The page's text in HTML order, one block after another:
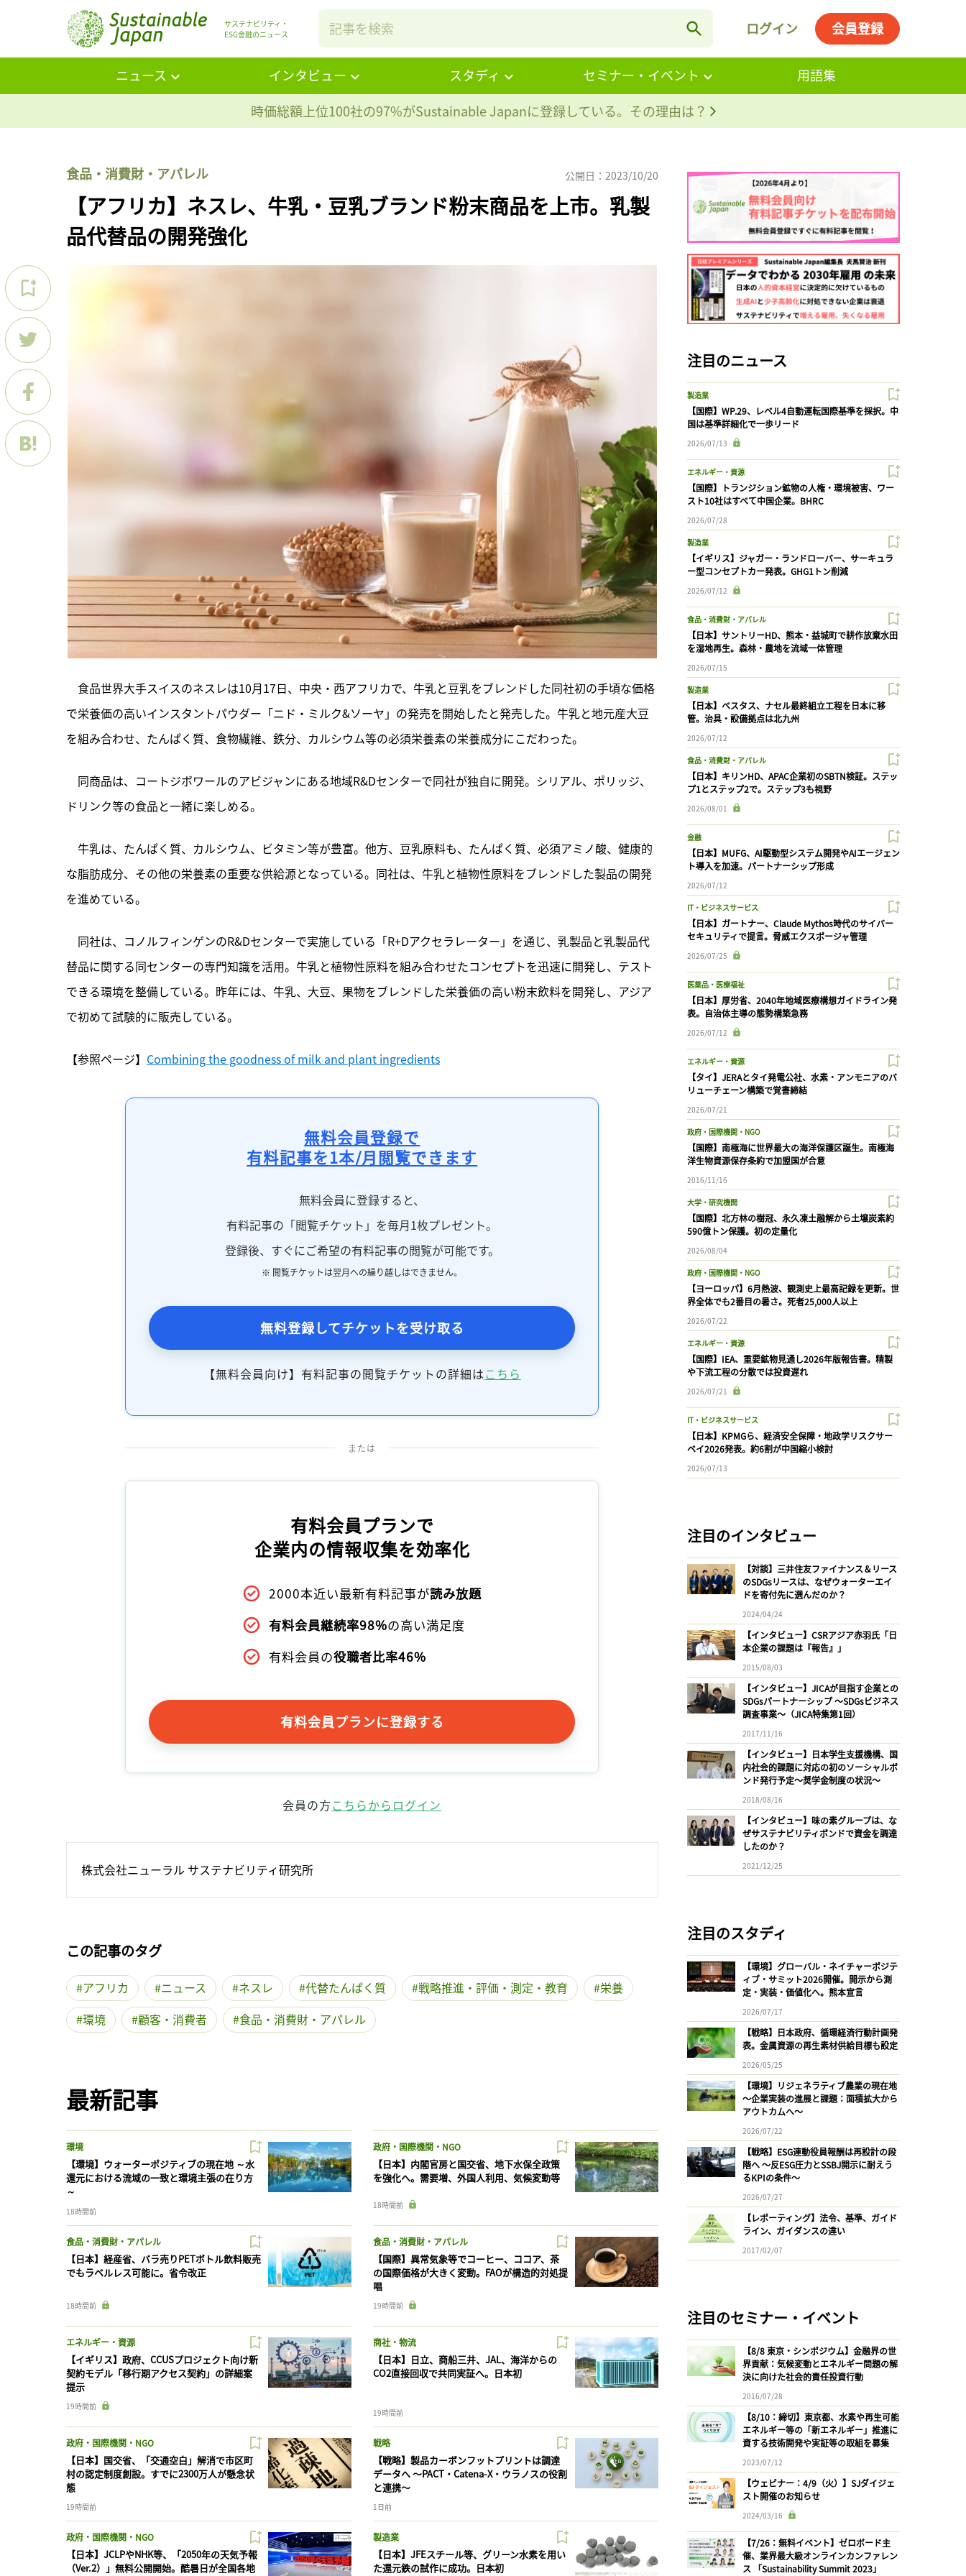
サステナビリティ・
ESG金融のニュース
ログイン 会員登録
ニュース インタビュー スタディ セミナー・イベント
用語集
時価総額上位100社の97%がSustainable Japanに登録している。その理由は？
食品・消費財・アパレル 公開日：2023/10/20
【アフリカ】ネスレ、牛乳・豆乳ブランド粉末商品を上市。乳製
品代替品の開発強化
食品世界大手スイスのネスレは10月17日、中央・西アフリカで、牛乳と豆乳をブレンドした同社初の手頃な価格
で栄養価の高いインスタントパウダー「ニド・ミルク&ソーヤ」の発売を開始したと発売した。牛乳と地元産大豆
を組み合わせ、たんぱく質、食物繊維、鉄分、カルシウム等の必須栄養素の栄養成分にこだわった。
同商品は、 コートジボワールのアビジャンにある地域R&Dセンターで同社が独自に開発。シリアル、ポリッジ、
ドリンク等の食品と一緒に楽しめる。
牛乳は、たんぱく質、カルシウム、ビタミン等が豊富。他方、豆乳原料も、たんぱく質、必須アミノ酸、健康的
な脂肪成分、その他の栄養素の重要な供給源となっている。同社は、牛乳と植物性原料をブレンドした製品の開発
を進めている。
同社は、コノルフィンゲンのR&Dセンターで実施している「R+Dアクセラレーター」を通じ、乳製品と乳製品代
替品に関する同センターの専門知識を活用。牛乳と植物性原料を組み合わせたコンセプトを迅速に開発し、テスト
できる環境を整備している。昨年には、牛乳、大豆、果物をブレンドした栄養価の高い粉末飲料を開発し、アジア
で初めて試験的に販売している。
【参照ページ】 Combining the goodness of milk and plant ingredients
無料会員登録で
有料記事を1本/月閲覧できます
無料会員に登録すると、
有料記事の「閲覧チケット」を毎月1枚プレゼント。
登録後、すぐにご希望の有料記事の閲覧が可能です。
※ 閲覧チケットは翌月への繰り越しはできません。
無料登録してチケットを受け取る
【無料会員向け】有料記事の閲覧チケットの詳細はこちら
または
有料会員プランで
企業内の情報収集を効率化
2000本近い最新有料記事が読み放題
有料会員継続率98%の高い満足度
有料会員の役職者比率46%
有料会員プランに登録する
会員の方こちらからログイン
株式会社ニューラル サステナビリティ研究所
この記事のタグ
アフリカ ニュース ネスレ 代替たんぱく質 戦略推進・評価・測定・教育
栄養
環境
顧客・消費者 食品・消費財・アパレル
最新記事
環境
【環境】ウォーターポジティブの現在地 ～水
還元における流域の一致と環境主張の在り方
～
18時間前
政府・国際機関・NGO
【日本】内閣官房と国交省、地下水保全政策
を強化へ。需要増、外国人利用、気候変動等
18時間前
食品・消費財・アパレル
【日本】経産省、バラ売りPETボトル飲料販売
でもラベルレス可能に。省令改正
18時間前
食品・消費財・アパレル
【国際】異常気象等でコーヒー、ココア、茶
の国際価格が大きく変動。FAOが構造的対処提
唱
19時間前
エネルギー・資源
【イギリス】政府、CCUSプロジェクト向け新
契約モデル「移行期アクセス契約」の詳細案
提示
19時間前
商社・物流
【日本】日立、商船三井、JAL、海洋からの
CO2直接回収で共同実証へ。日本初
19時間前
政府・国際機関・NGO
【日本】国交省、「交通空白」解消で市区町
村の認定制度創設。すでに2300万人が懸念状
態
19時間前
戦略
【戦略】製品カーボンフットプリントは調達
データへ 〜PACT・Catena-X・ウラノスの役割
と連携〜
1日前
政府・国際機関・NGO
【日本】JCLPやNHK等、「2050年の天気予報
（Ver.2）」無料公開開始。酷暑日が全国各地
製造業
【日本】JFEスチール等、グリーン水素を用い
た還元鉄の試作に成功。日本初
注目のニュース
製造業
【国際】WP.29、レベル4自動運転国際基準を採択。中
国は基準詳細化で一歩リード
2026/07/13
エネルギー・資源
【国際】トランジション鉱物の人権・環境被害、ワー
スト10社はすべて中国企業。BHRC
2026/07/28
製造業
【イギリス】ジャガー・ランドローバー、サーキュラ
ー型コンセプトカー発表。GHG1トン削減
2026/07/12
食品・消費財・アパレル
【日本】サントリーHD、熊本・益城町で耕作放棄水田
を湿地再生。森林・農地を流域一体管理
2026/07/15
製造業
【日本】ベスタス、ナセル最終組立工程を日本に移
管。治具・設備拠点は北九州
2026/07/12
食品・消費財・アパレル
【日本】キリンHD、APAC企業初のSBTN検証。ステッ
プ1とステップ2で。ステップ3も視野
2026/08/01
金融
【日本】MUFG、AI駆動型システム開発やAIエージェン
ト導入を加速。パートナーシップ形成
2026/07/12
IT・ビジネスサービス
【日本】ガートナー、Claude Mythos時代のサイバー
セキュリティで提言。脅威エクスポージャ管理
2026/07/25
医薬品・医療福祉
【日本】厚労省、2040年地域医療構想ガイドライン発
表。自治体主導の態勢構築急務
2026/07/12
エネルギー・資源
【タイ】JERAとタイ発電公社、水素・アンモニアのバ
リューチェーン構築で覚書締結
2026/07/21
政府・国際機関・NGO
【国際】南極海に世界最大の海洋保護区誕生。南極海
洋生物資源保存条約で加盟国が合意
2016/11/16
大学・研究機関
【国際】北方林の樹冠、永久凍土融解から土壌炭素約
590億トン保護。初の定量化
2026/08/04
政府・国際機関・NGO
【ヨーロッパ】6月熱波、観測史上最高記録を更新。世
界全体でも2番目の暑さ。死者25,000人以上
2026/07/22
エネルギー・資源
【国際】IEA、重要鉱物見通し2026年版報告書。精製
や下流工程の分散では投資遅れ
2026/07/21
IT・ビジネスサービス
【日本】KPMGら、経済安全保障・地政学リスクサー
ベイ2026発表。約6割が中国縮小検討
2026/07/13
注目のインタビュー
【対談】三井住友ファイナンス＆リース
のSDGsリースは、なぜウォーターエイ
ドを寄付先に選んだのか？
2024/04/24
【インタビュー】CSRアジア赤羽氏「日
本企業の課題は『報告』」
2015/08/03
【インタビュー】JICAが目指す企業との
SDGsパートナーシップ 〜SDGsビジネス
調査事業〜（JICA特集第1回）
2017/11/16
【インタビュー】日本学生支援機構、国
内社会的課題に対応の初のソーシャルボ
ンド発行予定〜奨学金制度の状況〜
2018/08/16
【インタビュー】味の素グループは、な
ぜサステナビリティボンドで資金を調達
したのか？
2021/12/25
注目のスタディ
【環境】グローバル・ネイチャーポジテ
ィブ・サミット2026開催。開示から測
定・実装・価値化へ。熊本宣言
2026/07/17
【戦略】日本政府、循環経済行動計画発
表。金属資源の再生素材供給目標も設定
2026/05/25
【環境】リジェネラティブ農業の現在地
〜企業実装の進展と課題：面積拡大から
アウトカムへ〜
2026/07/22
【戦略】ESG連動役員報酬は再設計の段
階へ 〜反ESG圧力とSSBJ開示に耐えう
るKPIの条件〜
2026/07/27
【レポーティング】法令、基準、ガイド
ライン、ガイダンスの違い
2017/02/07
注目のセミナー・イベント
【8/8 東京・シンポジウム】金融界の世
界貢献：気候変動とエネルギー問題の解
決に向けた社会的責任投資行動
2016/07/28
【8/10：締切】東京都、水素や再生可能
エネルギー等の「新エネルギー」推進に
資する技術開発や実証等の取組を募集
2023/07/12
【ウェビナー：4/9（火）】SJダイジェ
スト開催のお知らせ
2024/03/16
【7/26：無料イベント】ゼロボード主
催、業界最大級オンラインカンファレン
ス 「Sustainability Summit 2023」
記事をお気に入りに保存するには